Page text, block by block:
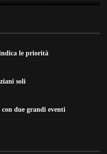
le priorità
soli
due grandi eventi